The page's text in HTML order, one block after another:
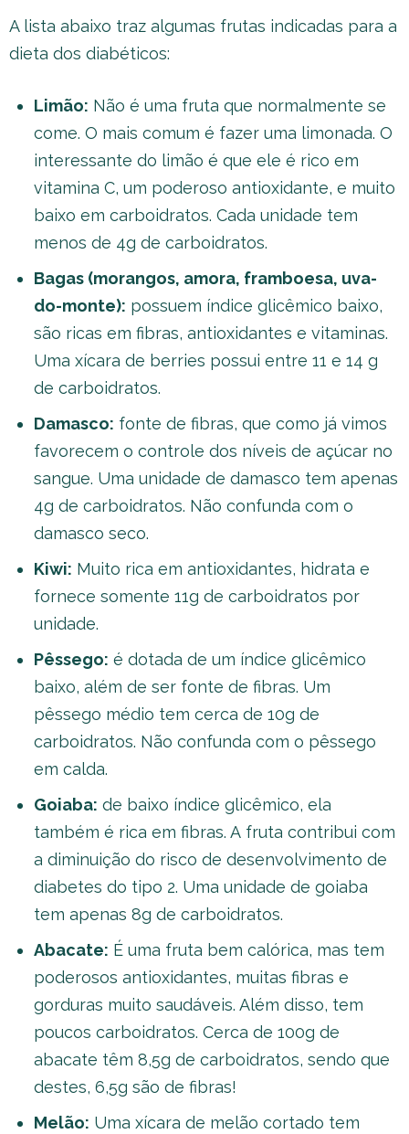
A lista abaixo traz algumas frutas indicadas para a
dieta dos diabéticos:
Limão: Não é uma fruta que normalmente se
come. O mais comum é fazer uma limonada. O
interessante do limão é que ele é rico em
vitamina C, um poderoso antioxidante, e muito
baixo em carboidratos. Cada unidade tem
menos de 4g de carboidratos.
Bagas (morangos, amora, framboesa, uva-
do-monte): possuem índice glicêmico baixo,
são ricas em fibras, antioxidantes e vitaminas.
Uma xícara de berries possui entre 11 e 14 g
de carboidratos.
Damasco: fonte de fibras, que como já vimos
favorecem o controle dos níveis de açúcar no
sangue. Uma unidade de damasco tem apenas
4g de carboidratos. Não confunda com o
damasco seco.
Kiwi: Muito rica em antioxidantes, hidrata e
fornece somente 11g de carboidratos por
unidade.
Pêssego: é dotada de um índice glicêmico
baixo, além de ser fonte de fibras. Um
pêssego médio tem cerca de 10g de
carboidratos. Não confunda com o pêssego
em calda.
Goiaba: de baixo índice glicêmico, ela
também é rica em fibras. A fruta contribui com
a diminuição do risco de desenvolvimento de
diabetes do tipo 2. Uma unidade de goiaba
tem apenas 8g de carboidratos.
Abacate: É uma fruta bem calórica, mas tem
poderosos antioxidantes, muitas fibras e
gorduras muito saudáveis. Além disso, tem
poucos carboidratos. Cerca de 100g de
abacate têm 8,5g de carboidratos, sendo que
destes, 6,5g são de fibras!
Melão: Uma xícara de melão cortado tem